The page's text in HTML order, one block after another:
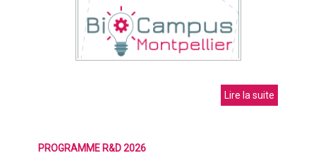
Lire la suite
PROGRAMME R&D 2026